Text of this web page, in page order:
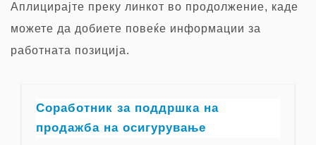
Аплицирајте преку линкот во продолжение, каде
можете да добиете повеќе информации за
работната позиција.
Соработник за поддршка на
продажба на осигурување